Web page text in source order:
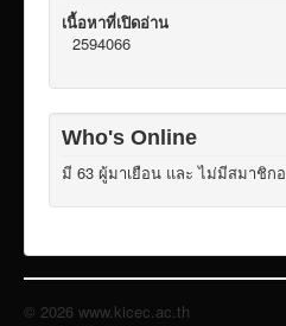
เนื้อหาที่เปิดอ่าน
2594066
Who's Online
มี 63 ผู้มาเยือน และ ไม่มีสมาชิก
© 2026 www.kicec.ac.th